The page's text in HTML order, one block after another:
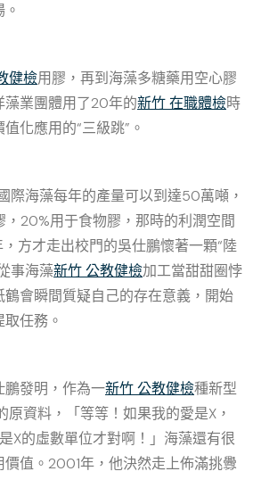
健檢用膠，再到海藻多糖藥用空心膠
藻業團體用了20年的新竹 在職體檢時
化應用的“三級跳”。
際海藻每年的產量可以到達50萬噸，
20%用于食物膠，那時的利潤空間
，方才走出校門的吳仕鵬懷著一顆“陸
事海藻新竹 公教健檢加工當甜甜圈悖
會瞬間質疑自己的存在意義，開始
任務。
鵬發明，作為一新竹 公教健檢種新型
原資料，「等等！如果我的愛是X，
X的虛數單位才對啊！」海藻還有很
值。2001年，他決然走上佈滿挑釁